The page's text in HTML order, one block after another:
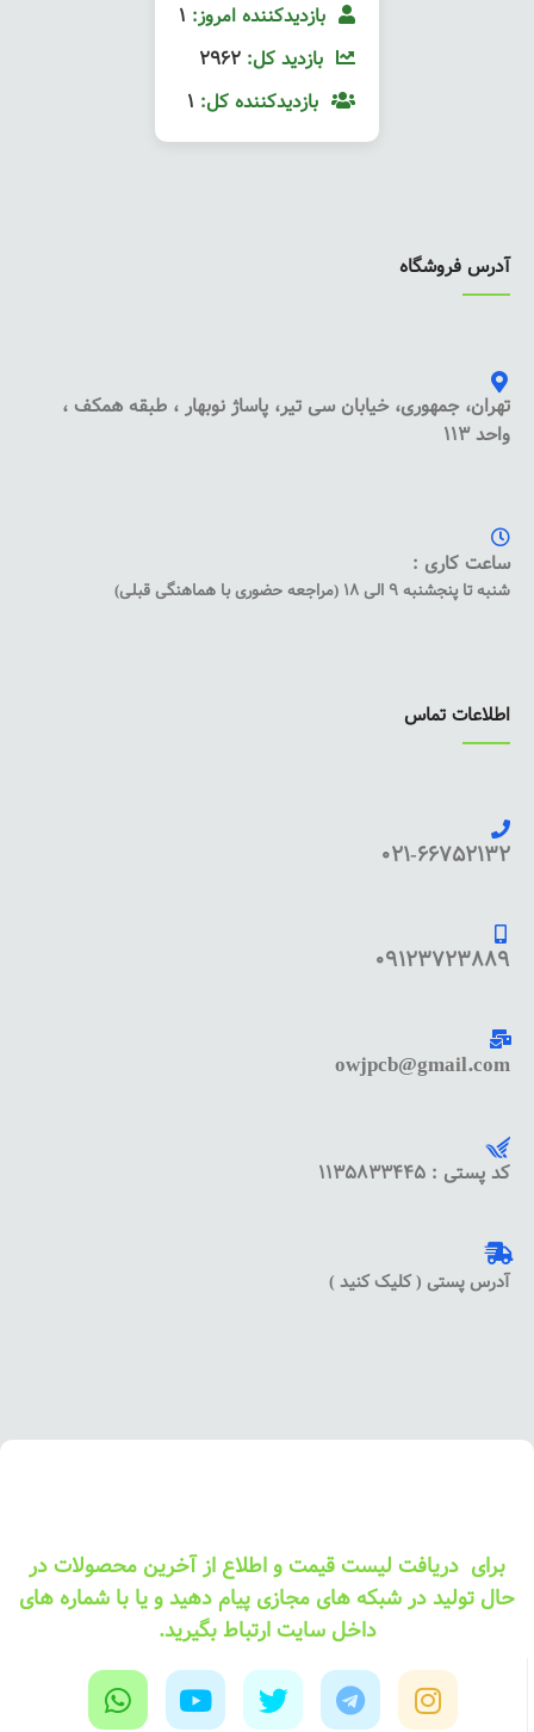
بازدیدکننده امروز:
بازدید کل:
بازدیدکننده کل:
آدرس فروشگاه
تهران، جمهوری، خیابان سی تیر، پاساژ نوبهار ، طبقه همکف ،
واحد 113
ساعت کاری :
شنبه تا پنجشنبه 9 الی 18 (مراجعه حضوری با هماهنگی قبلی)
اطلاعات تماس
021-66752132
09123723889
owjpcb@gmail.com
کد پستی : 1135833445
آدرس پستی ( کلیک کنید )
برای دریافت لیست قیمت و اطلاع از آخرین محصولات در
حال تولید در شبکه های مجازی پیام دهید و یا با شماره های
داخل سایت ارتباط بگیرید.